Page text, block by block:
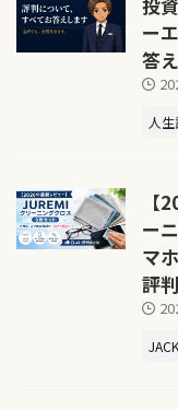
ー
答
人
【
ー
マ
評